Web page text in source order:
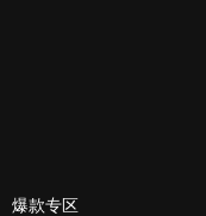
爆款专区